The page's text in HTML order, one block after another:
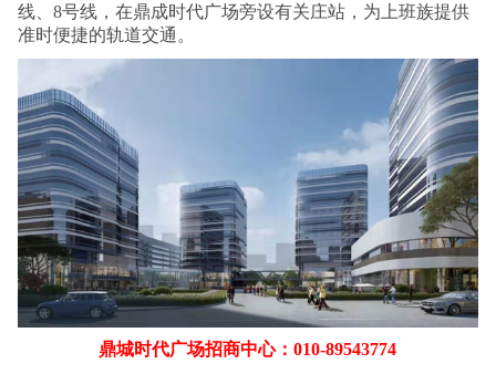
线、8号线，在鼎成时代广场旁设有关庄站，为上班族提供
准时便捷的轨道交通。
鼎城时代广场招商中心：010-89543774